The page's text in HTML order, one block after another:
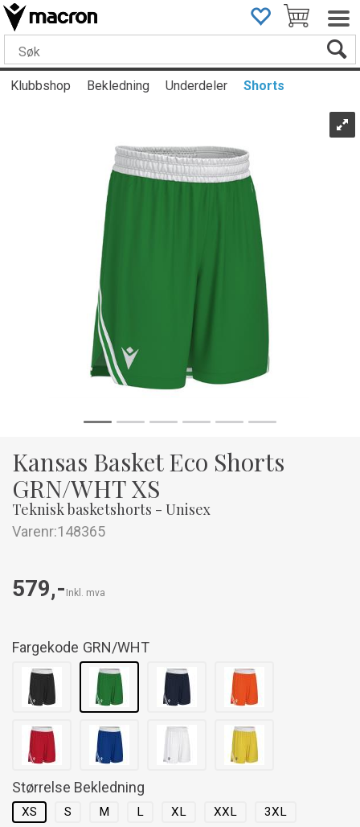
Klubbshop Bekledning Underdeler Shorts
Kansas Basket Eco Shorts
GRN/WHT XS
Teknisk basketshorts - Unisex
Varenr:148365
579,- Inkl. mva
Fargekode GRN/WHT
Størrelse Bekledning
XS S M L XL XXL 3XL